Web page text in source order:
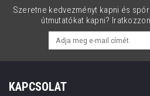
Szeretne kedvezményt kapni és
útmutatókat kapni?
KAPCSOLAT